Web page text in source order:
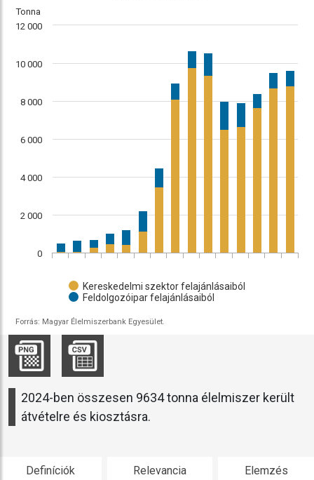
Tonna
Forrás: Magyar Élelmiszerbank Egyesület.
Kereskedelmi szektor felajánlásaiból
Feldolgozóipar felajánlásaiból
0
2 000
4 000
6 000
8 000
10 000
12 000
2024-ben összesen 9634 tonna élelmiszer került
átvételre és kiosztásra.
Definíciók Relevancia Elemzés